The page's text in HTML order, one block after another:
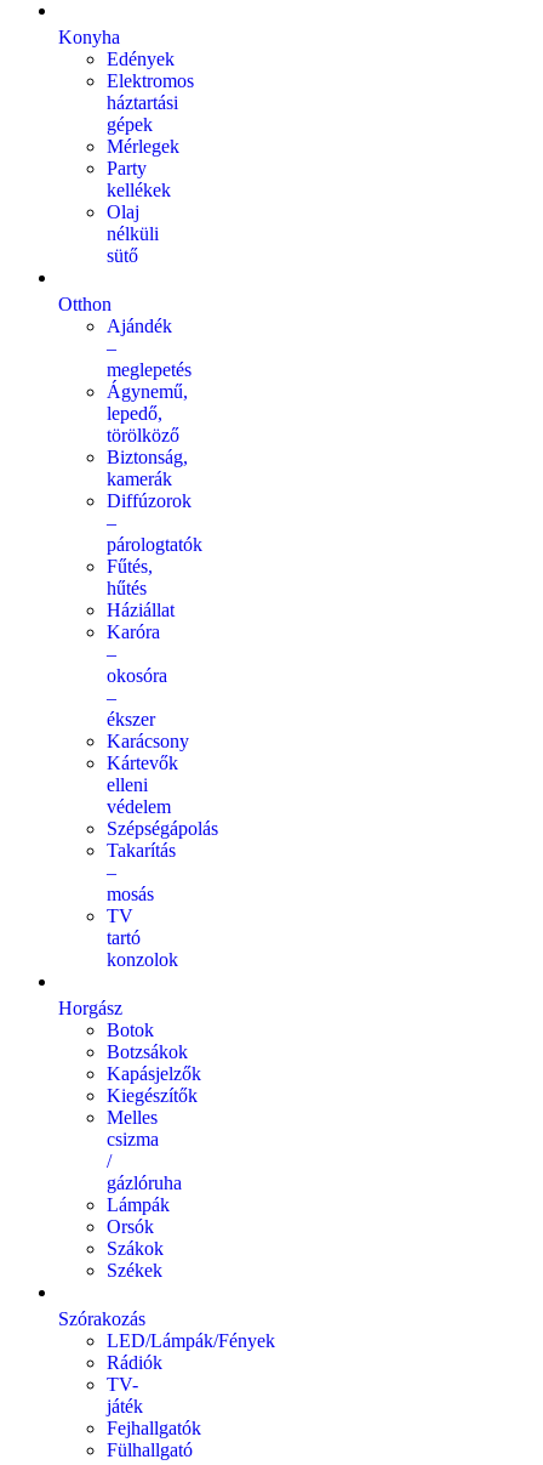
Konyha
Edények
Elektromos
háztartási
gépek
Mérlegek
Party
kellékek
Olaj
nélküli
sütő
Otthon
Ajándék
–
meglepetés
Ágynemű,
lepedő,
törölköző
Biztonság,
kamerák
Diffúzorok
–
párologtatók
Fűtés,
hűtés
Háziállat
Karóra
–
okosóra
–
ékszer
Karácsony
Kártevők
elleni
védelem
Szépségápolás
Takarítás
–
mosás
TV
tartó
konzolok
Horgász
Botok
Botzsákok
Kapásjelzők
Kiegészítők
Melles
csizma
/
gázlóruha
Lámpák
Orsók
Szákok
Székek
Szórakozás
LED/Lámpák/Fények
Rádiók
TV-
játék
Fejhallgatók
Fülhallgató